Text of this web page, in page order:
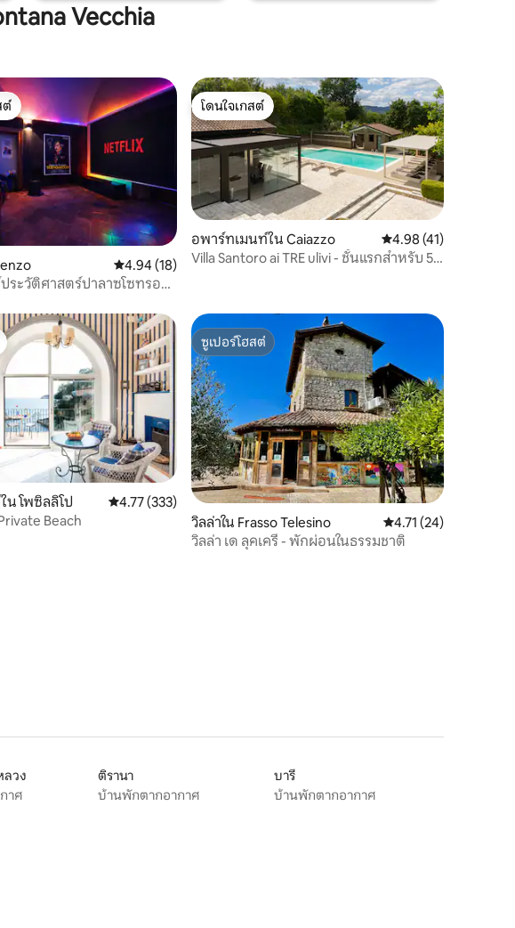
Vecchia
รีวิว
สุด
ต์
คะแนนเฉลี่ย 4.94 จาก 5, 18 รีวิว
4.94 (18)
ระวัติศาสตร์ปาลาซโซทรอย
โดนใจเกสต์
โดนใจเกสต์
อพาร์ทเมนท์ใน Caiazzo คะแนนเฉลี่ย 4.98 จาก
4.98 (41)
Villa Santoro ai TRE ulivi - ชั้นแรกสำหรับ 5
วิว
โพซิลลิโป คะแนนเฉลี่ย 4.77 จาก 5, 333 รีวิว
4.77 (333)
Beach
ซูเปอร์โฮสต์
ซูเปอร์โฮสต์
วิลล่าใน Frasso Telesino คะแนนเฉลี่ย 4.71 จาก
4.71 (24)
วิลล่า เด ลุคเครี - พักผ่อนในธรรมชาติ
ลวง
าศ
ติรานา
บ้านพักตากอากาศ
บารี
บ้านพักตากอากาศ